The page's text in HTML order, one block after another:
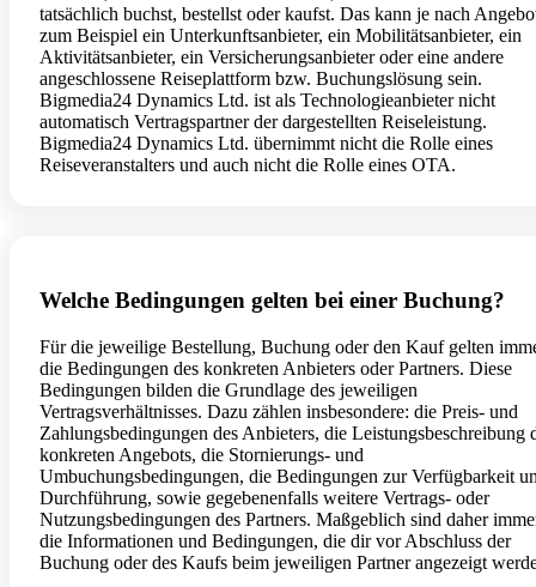
tatsächlich buchst, bestellst oder kaufst. Das kann je nach
zum Beispiel ein Unterkunftsanbieter, ein Mobilitätsanbieter, ein
Aktivitätsanbieter, ein Versicherungsanbieter oder eine andere
angeschlossene Reiseplattform bzw. Buchungslösung sein.
Bigmedia24 Dynamics Ltd. ist als Technologieanbieter nicht
automatisch Vertragspartner der dargestellten Reiseleistung.
Bigmedia24 Dynamics Ltd. übernimmt nicht die Rolle eines
Reiseveranstalters und auch nicht die Rolle eines OTA.
Welche Bedingungen gelten bei einer Buchung?
Für die jeweilige Bestellung, Buchung oder den Kauf gelten
die Bedingungen des konkreten Anbieters oder Partners. Diese
Bedingungen bilden die Grundlage des jeweiligen
Vertragsverhältnisses. Dazu zählen insbesondere: die Preis- und
Zahlungsbedingungen des Anbieters, die Leistungsbeschreibung
konkreten Angebots, die Stornierungs- und
Umbuchungsbedingungen, die Bedingungen zur Verfügbarkeit
Durchführung, sowie gegebenenfalls weitere Vertrags- oder
Nutzungsbedingungen des Partners. Maßgeblich sind daher
die Informationen und Bedingungen, die dir vor Abschluss der
Buchung oder des Kaufs beim jeweiligen Partner angezeigt